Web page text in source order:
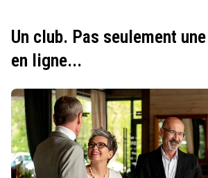
Un club. Pas seulement
en ligne...